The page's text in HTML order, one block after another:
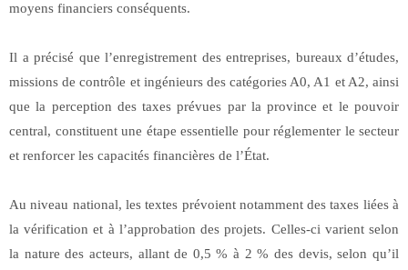
moyens financiers conséquents.
Il a précisé que l’enregistrement des entreprises, bureaux d’études,
missions de contrôle et ingénieurs des catégories A0, A1 et A2, ainsi
que la perception des taxes prévues par la province et le pouvoir
central, constituent une étape essentielle pour réglementer le secteur
et renforcer les capacités financières de l’État.
Au niveau national, les textes prévoient notamment des taxes liées à
la vérification et à l’approbation des projets. Celles-ci varient selon
la nature des acteurs, allant de 0,5 % à 2 % des devis, selon qu’il